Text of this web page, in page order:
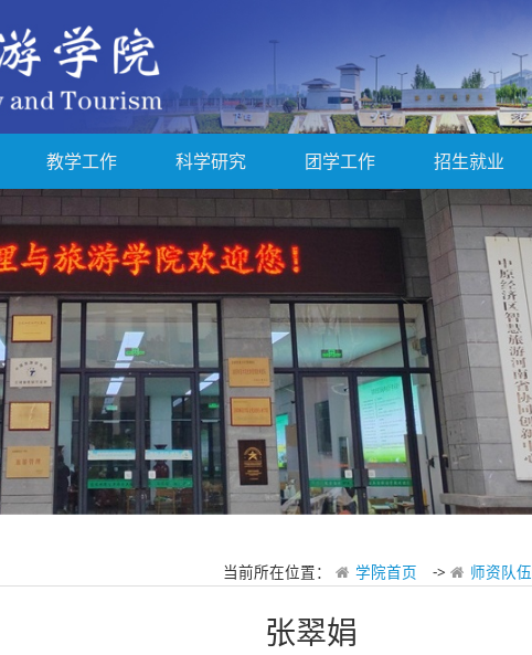
教学工作 科学研究 团学工作 招生就业
当前所在位置： 学院首页 -> 师资队伍
张翠娟